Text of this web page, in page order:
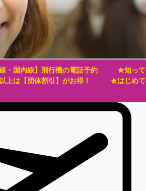
・国内線】飛行機の電話予約
★知って
上は【団体割引】がお得！
★はじめて